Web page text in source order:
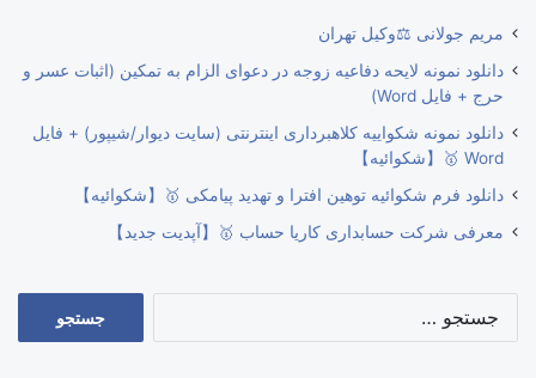
مریم جولانی ⚖️وکیل تهران
دانلود نمونه لایحه دفاعیه زوجه در دعوای الزام به تمکین (اثبات عسر و
حرج + فایل Word)
دانلود نمونه شکواییه کلاهبرداری اینترنتی (سایت دیوار/شیپور) + فایل
Word 🥇【شکوائیه】
دانلود فرم شکوائیه توهین افترا و تهدید پیامکی 🥇【شکوائیه】
معرفی شرکت حسابداری کاریا حساب 🥇【آپدیت جدید】